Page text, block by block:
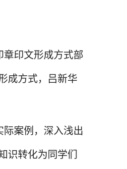
印文形成方式部
成方式，吕新华
案例，深入浅出
识转化为同学们